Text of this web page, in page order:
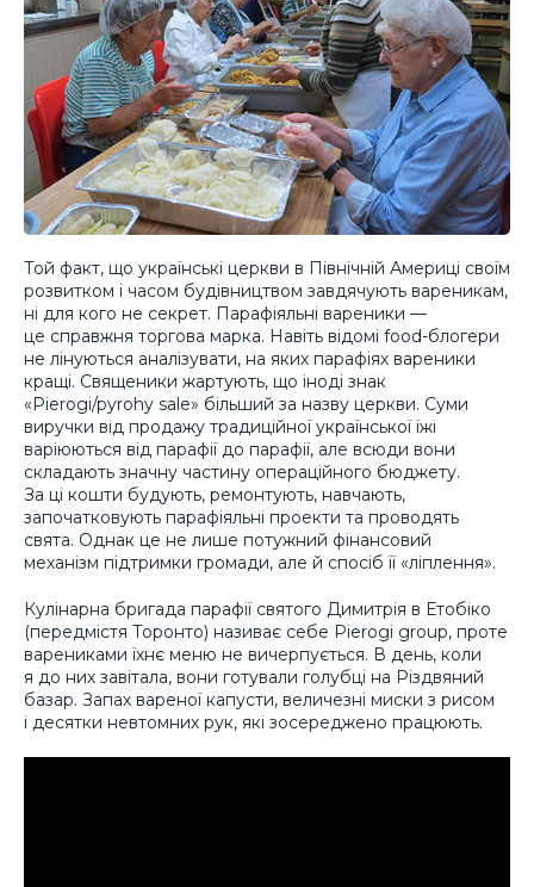
Той факт, що українські церкви в Північній Америці своїм
розвитком і часом будівництвом завдячують вареникам,
ні для кого не секрет. Парафіяльні вареники —
це справжня торгова марка. Навіть відомі food-блогери
не лінуються аналізувати, на яких парафіях вареники
кращі. Священики жартують, що іноді знак
«Pierogi/pyrohy sale» більший за назву церкви. Суми
виручки від продажу традиційної української їжі
варіюються від парафії до парафії, але всюди вони
складають значну частину операційного бюджету.
За ці кошти будують, ремонтують, навчають,
започатковують парафіяльні проекти та проводять
свята. Однак це не лише потужний фінансовий
механізм підтримки громади, але й спосіб її «ліплення».
Кулінарна бригада парафії святого Димитрія в Етобіко
(передмістя Торонто) називає себе Pierogi group, проте
варениками їхнє меню не вичерпується. В день, коли
я до них завітала, вони готували голубці на Різдвяний
базар. Запах вареної капусти, величезні миски з рисом
і десятки невтомних рук, які зосереджено працюють.